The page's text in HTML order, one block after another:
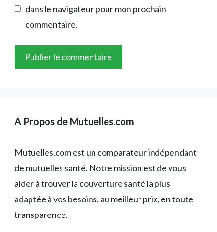
dans le navigateur pour mon prochain
commentaire.
A Propos de Mutuelles.com
Mutuelles.com est un comparateur indépendant
de mutuelles santé. Notre mission est de vous
aider à trouver la couverture santé la plus
adaptée à vos besoins, au meilleur prix, en toute
transparence.